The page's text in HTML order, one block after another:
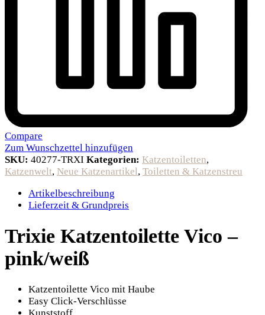
Compare
Zum Wunschzettel hinzufügen
SKU: 40277-TRXI Kategorien: Katzentoiletten,
Katzenwelt, Neue Katzenartikel, Toiletten & Katzenstreu
Artikelbeschreibung
Lieferzeit & Grundpreis
Trixie Katzentoilette Vico –
pink/weiß
Katzentoilette Vico mit Haube
Easy Click-Verschlüsse